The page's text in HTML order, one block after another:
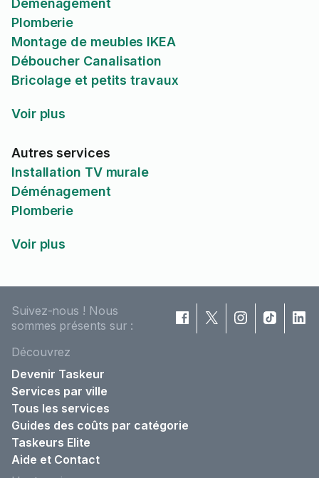
Déménagement
Plomberie
Montage de meubles IKEA
Déboucher Canalisation
Bricolage et petits travaux
Voir plus
Autres services
Installation TV murale
Déménagement
Plomberie
Voir plus
Suivez-nous ! Nous
sommes présents sur :
Découvrez
Devenir Taskeur
Services par ville
Tous les services
Guides des coûts par catégorie
Taskeurs Elite
Aide et Contact